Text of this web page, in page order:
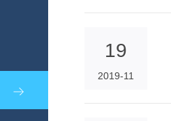
19
2019-11